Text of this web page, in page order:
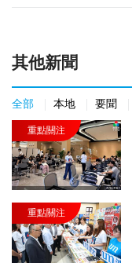
其他新聞
全部 本地 要聞